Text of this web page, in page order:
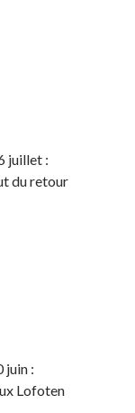
juillet :
du retour
juin :
Lofoten